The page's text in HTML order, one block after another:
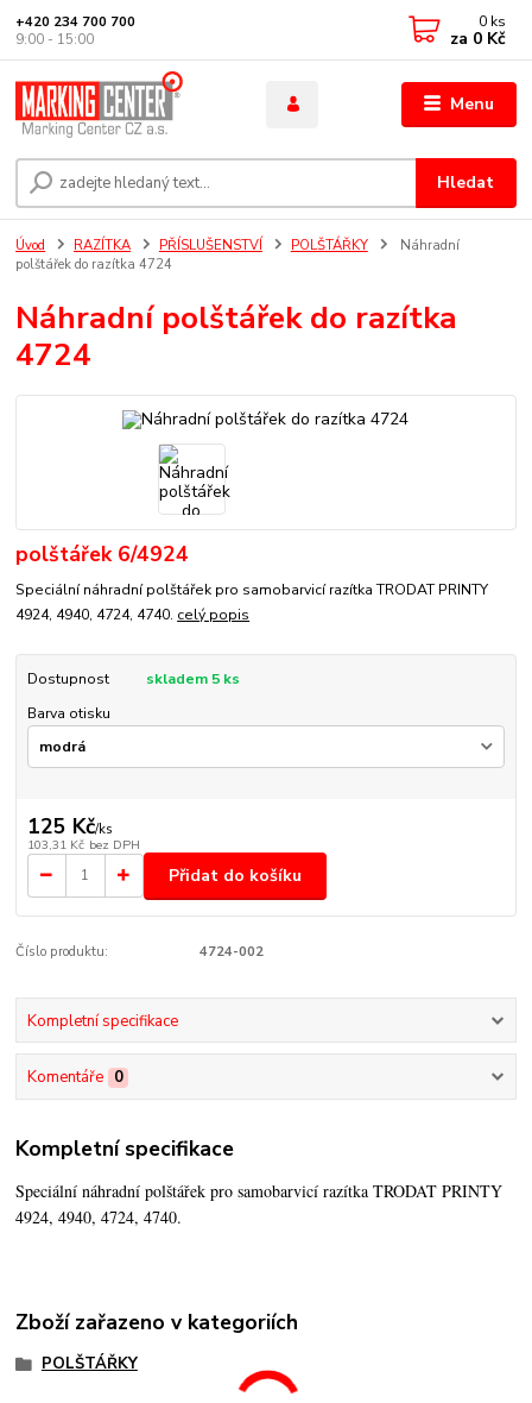
Menu
Hledat
+420 234 700 700
9:00 - 15:00
0 ks
za 0 Kč
Úvod RAZÍTKA PŘÍSLUŠENSTVÍ POLŠTÁŘKY
Náhradní
polštářek do razítka 4724
Náhradní polštářek do razítka
4724
polštářek 6/4924
Speciální náhradní polštářek pro samobarvicí razítka TRODAT PRINTY
4924, 4940, 4724, 4740. celý popis
Dostupnost
skladem 5 ks
Barva otisku
125 Kč/ks
103,31 Kč bez DPH
Přidat do košíku
Číslo produktu: 4724-002
Kompletní specifikace
Komentáře 0
Kompletní specifikace
Speciální náhradní polštářek pro samobarvicí razítka TRODAT PRINTY
4924, 4940, 4724, 4740.
Zboží zařazeno v kategoriích
POLŠTÁŘKY